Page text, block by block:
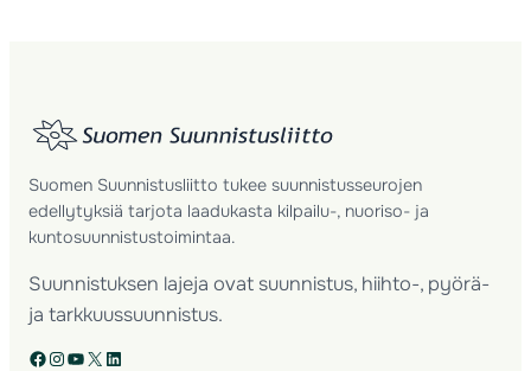
Suomen Suunnistusliitto tukee suunnistusseurojen
edellytyksiä tarjota laadukasta kilpailu-, nuoriso- ja
kuntosuunnistustoimintaa.
Suunnistuksen lajeja ovat suunnistus, hiihto-, pyörä-
ja tarkkuussuunnistus.
Facebook Instagram YouTube X LinkedIn